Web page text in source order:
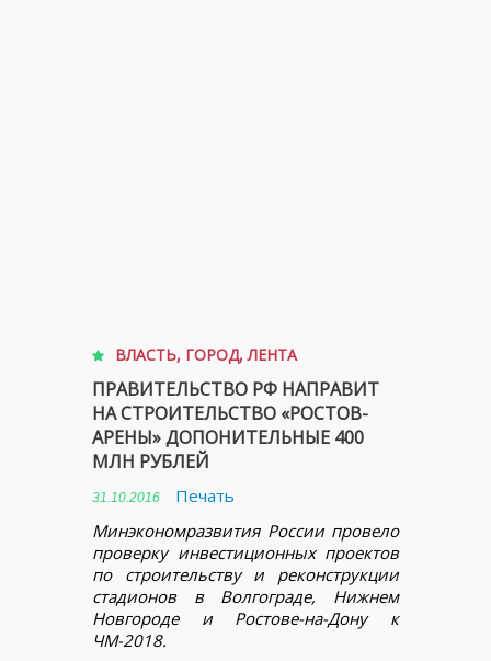
ВЛАСТЬ, ГОРОД,ЛЕНТА
ПРАВИТЕЛЬСТВО РФ НАПРАВИТ
НА СТРОИТЕЛЬСТВО «РОСТОВ-
АРЕНЫ» ДОПОНИТЕЛЬНЫЕ 400
МЛН РУБЛЕЙ
31.10.2016
Печать
Минэкономразвития России провело
проверку инвестиционных проектов
по строительству и реконструкции
стадионов в Волгограде, Нижнем
Новгороде и Ростове-на-Дону к
ЧМ-2018.